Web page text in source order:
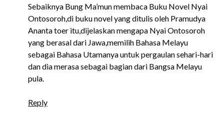
Sebaiknya Bung Ma’mun membaca Buku Novel Nyai
Ontosoroh,di buku novel yang ditulis oleh Pramudya
Ananta toer itu,dijelaskan mengapa Nyai Ontosoroh
yang berasal dari Jawa,memilih Bahasa Melayu
sebagai Bahasa Utamanya untuk pergaulan sehari-hari
dan dia merasa sebagai bagian dari Bangsa Melayu
pula.
Reply